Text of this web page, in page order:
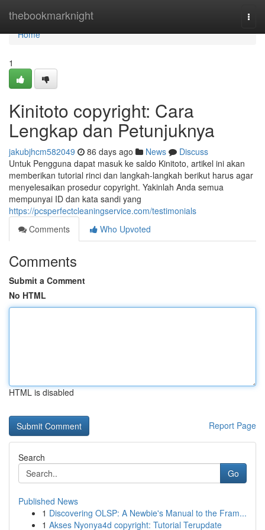
thebookmarknight
Home
Home
1
Kinitoto copyright: Cara
Lengkap dan Petunjuknya
jakubjhcm582049 86 days ago News
Discuss
Untuk Pengguna dapat masuk ke saldo Kinitoto, artikel ini akan
memberikan tutorial rinci dan langkah-langkah berikut harus agar
menyelesaikan prosedur copyright. Yakinlah Anda semua
mempunyai ID dan kata sandi yang
https://pcsperfectcleaningservice.com/testimonials
Comments
Who Upvoted
Comments
Submit a Comment
No HTML
HTML is disabled
Report Page
Search
Go
Published News
1 Discovering OLSP: A Newbie's Manual to the Fram...
1 Akses Nyonya4d copyright: Tutorial Terupdate